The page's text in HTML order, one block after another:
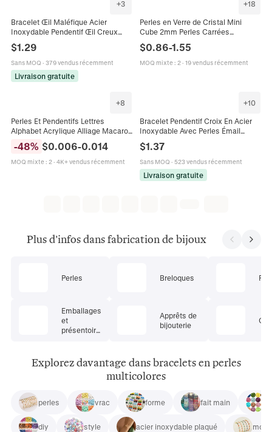
+3
Bracelet Œil Maléfique Acier
Inoxydable Pendentif Œil Creux
Perles Émail Colorées Plaqué Or
Bijoux Mode Femmes
$1.29
Sans MOQ · 379 vendus récemment
Livraison gratuite
+18
Perles en Verre de Cristal Mini
Cube 2mm Perles Carrées
Multicolores pour Bricolage
Bracelet Collier Bijoux Accessoires
$0.86-1.55
MOQ mixte: 2· 19 vendus récemment
+8
Perles Et Pendentifs Lettres
Alphabet Acrylique Alliage Macaron
Coloré DIY Création Bijoux Charms
Pour Collier Bracelet
-48% $0.006-0.014
MOQ mixte: 2· 4K+ vendus récemment
+10
Bracelet Pendentif Croix En Acier
Inoxydable Avec Perles Émail
Colorées Bijoux Minimalistes Pour
Femmes Hommes Accessoire
Mode
$1.37
Sans MOQ · 523 vendus récemment
Livraison gratuite
Plus d'infos dans fabrication de bijoux
Perles
Emballages
et
présentoirs
Breloques
Apprêts de
bijouterie
Explorez davantage dans bracelets en perles
multicolores
perles vrac forme fait main
diy style acier inoxydable plaqué mode